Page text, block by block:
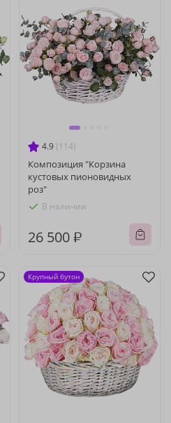
4.9 (114)
Композиция "Корзина
кустовых пионовидных
роз"
В наличии
26 500 ₽
Крупный бутон